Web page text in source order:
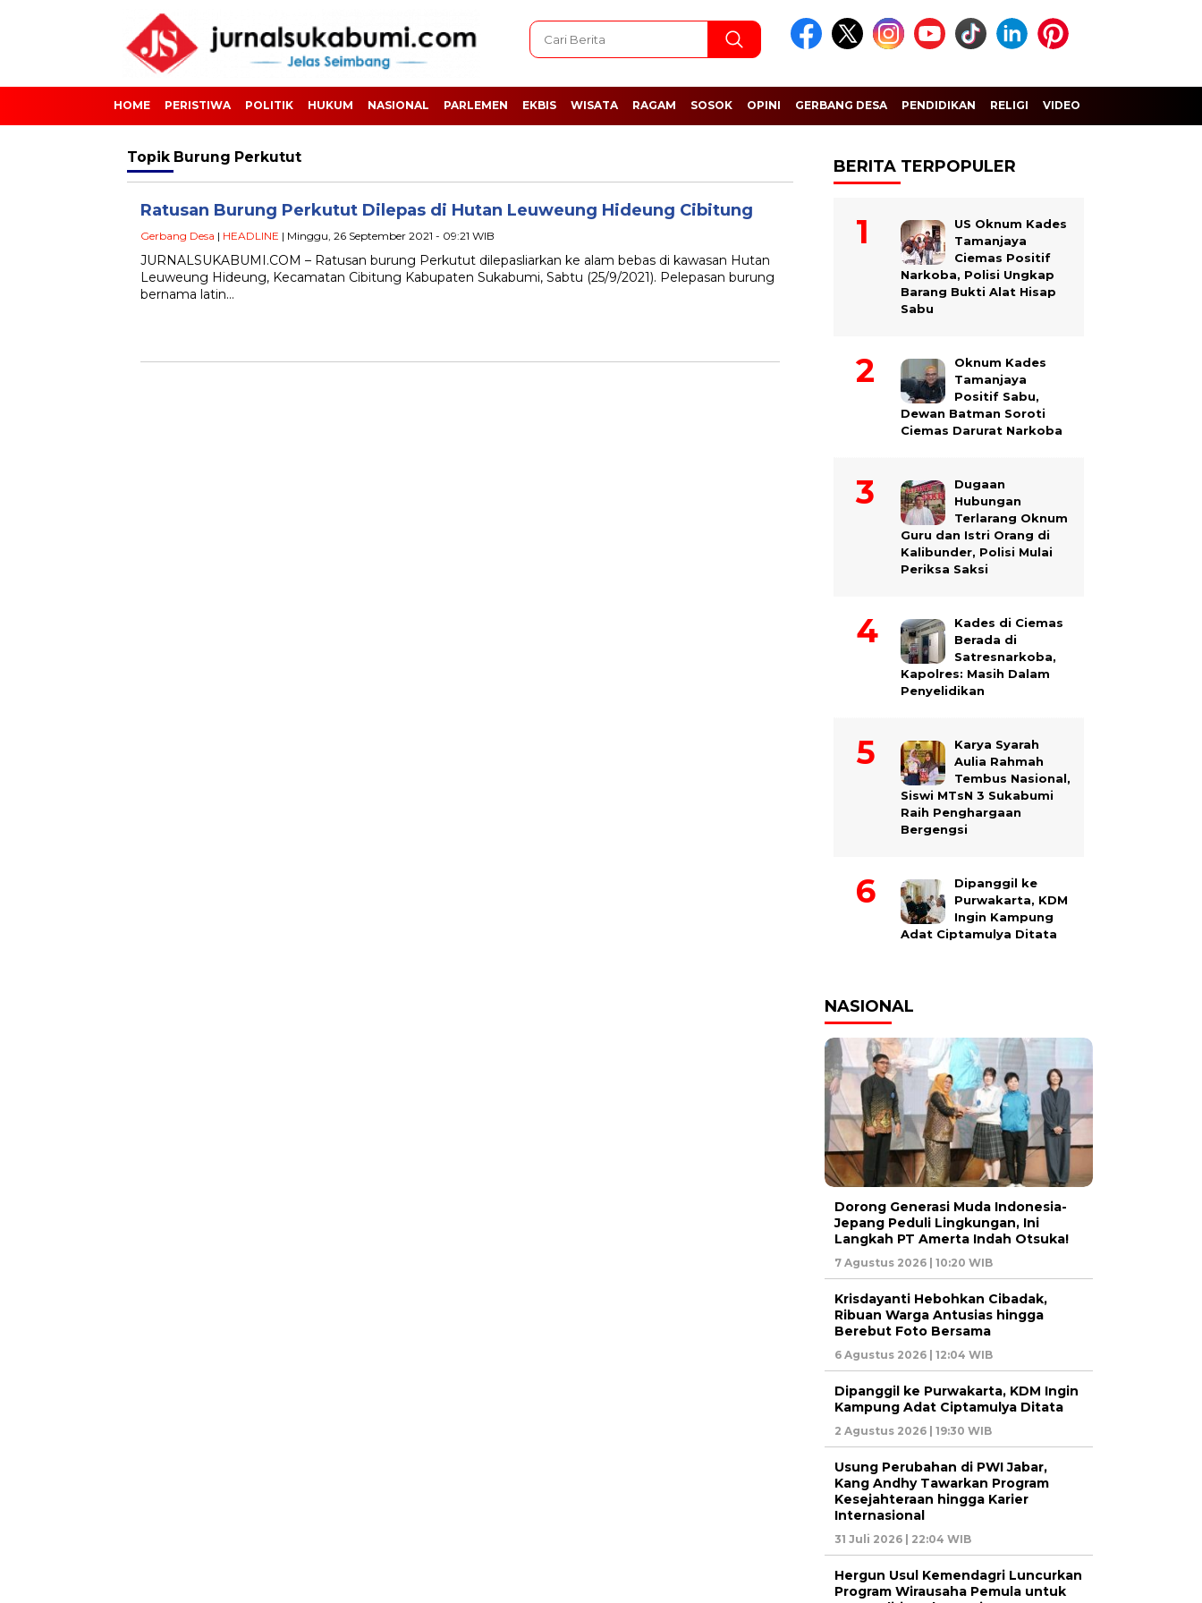
HOME PERISTIWA POLITIK HUKUM NASIONAL PARLEMEN EKBIS WISATA RAGAM SOSOK OPINI GERBANG DESA PENDIDIKAN RELIGI VIDEO
Topik Burung Perkutut
Ratusan Burung Perkutut Dilepas di Hutan Leuweung Hideung Cibitung
Gerbang Desa | HEADLINE | Minggu, 26 September 2021 - 09:21 WIB
JURNALSUKABUMI.COM – Ratusan burung Perkutut dilepasliarkan ke alam bebas di kawasan Hutan
Leuweung Hideung, Kecamatan Cibitung Kabupaten Sukabumi, Sabtu (25/9/2021). Pelepasan burung
bernama latin…
BERITA TERPOPULER
US Oknum Kades
Tamanjaya
Ciemas Positif
Narkoba, Polisi Ungkap
Barang Bukti Alat Hisap
Sabu
Oknum Kades
Tamanjaya
Positif Sabu,
Dewan Batman Soroti
Ciemas Darurat Narkoba
Dugaan
Hubungan
Terlarang Oknum
Guru dan Istri Orang di
Kalibunder, Polisi Mulai
Periksa Saksi
Kades di Ciemas
Berada di
Satresnarkoba,
Kapolres: Masih Dalam
Penyelidikan
Karya Syarah
Aulia Rahmah
Tembus Nasional,
Siswi MTsN 3 Sukabumi
Raih Penghargaan
Bergengsi
Dipanggil ke
Purwakarta, KDM
Ingin Kampung
Adat Ciptamulya Ditata
NASIONAL
Dorong Generasi Muda Indonesia-
Jepang Peduli Lingkungan, Ini
Langkah PT Amerta Indah Otsuka!
7 Agustus 2026 | 10:20 WIB
Krisdayanti Hebohkan Cibadak,
Ribuan Warga Antusias hingga
Berebut Foto Bersama
6 Agustus 2026 | 12:04 WIB
Dipanggil ke Purwakarta, KDM Ingin
Kampung Adat Ciptamulya Ditata
2 Agustus 2026 | 19:30 WIB
Usung Perubahan di PWI Jabar,
Kang Andhy Tawarkan Program
Kesejahteraan hingga Karier
Internasional
31 Juli 2026 | 22:04 WIB
Hergun Usul Kemendagri Luncurkan
Program Wirausaha Pemula untuk